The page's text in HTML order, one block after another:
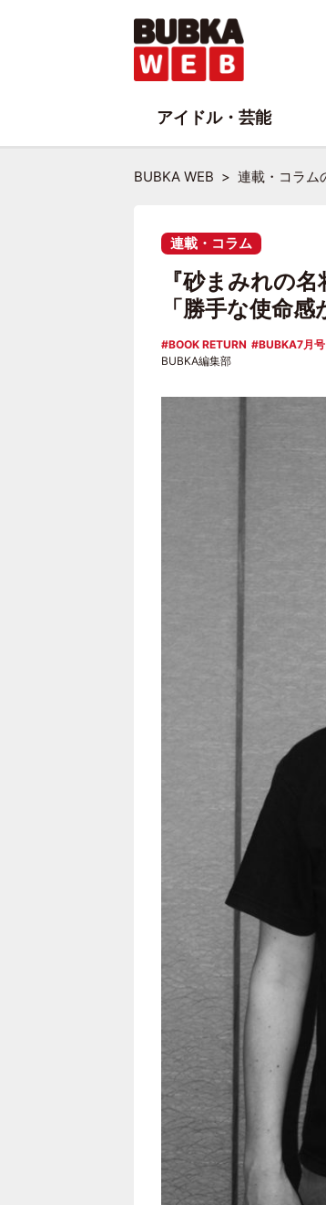
BUBKA WEB 連載・コラム
連載・コラム
『砂まみれの
「勝手な使命感
BOOK RETURN BUBKA7月号
BUBKA編集部
アイドル・芸能